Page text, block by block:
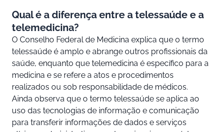
Qual é a diferença entre a telessaúde e a
telemedicina?
O Conselho Federal de Medicina explica que o termo
telessaúde é amplo e abrange outros profissionais da
saúde, enquanto que telemedicina é específico para a
medicina e se refere a atos e procedimentos
realizados ou sob responsabilidade de médicos.
Ainda observa que o termo telessaúde se aplica ao
uso das tecnologias de informação e comunicação
para transferir informações de dados e serviços